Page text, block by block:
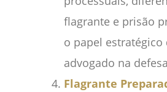
flagrante e prisão
o papel estratégico
advogado na
Flagrante